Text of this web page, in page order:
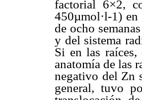
factorial 6×2,
450µmol·l-1) en
de ocho
y del sistema
Si en las
anatomía de las
negativo del Zn
general, tuvo